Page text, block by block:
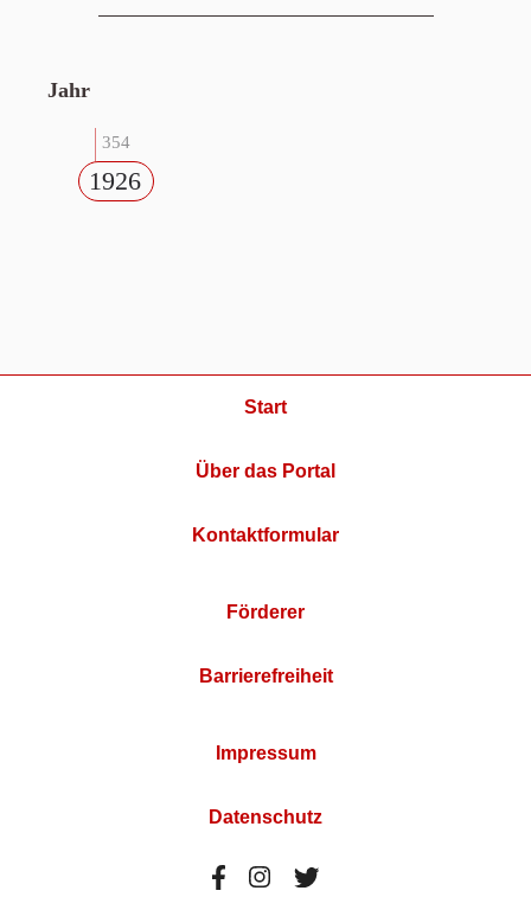
Jahr
354
1926
Start
Über das Portal
Kontaktformular
Förderer
Barrierefreiheit
Impressum
Datenschutz